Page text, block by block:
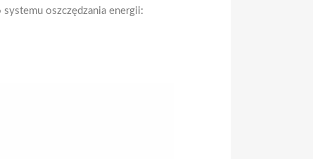
oszczędzania energii: